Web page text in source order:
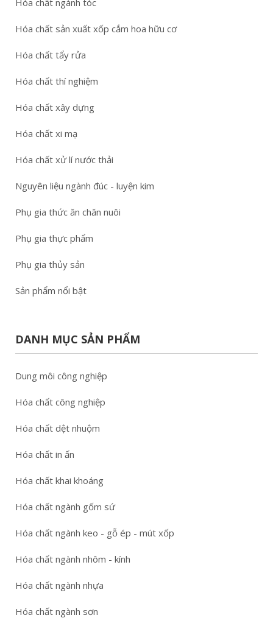
Hóa chất sản xuất xốp cắm hoa hữu cơ
Hóa chất tẩy rửa
Hóa chất thí nghiệm
Hóa chất xây dựng
Hóa chất xi mạ
Hóa chất xử lí nước thải
Nguyên liệu ngành đúc - luyện kim
Phụ gia thức ăn chăn nuôi
Phụ gia thực phẩm
Phụ gia thủy sản
Sản phẩm nổi bật
DANH MỤC SẢN PHẨM
Dung môi công nghiệp
Hóa chất công nghiệp
Hóa chất dệt nhuộm
Hóa chất in ấn
Hóa chất khai khoáng
Hóa chất ngành gốm sứ
Hóa chất ngành keo - gỗ ép - mút xốp
Hóa chất ngành nhôm - kính
Hóa chất ngành nhựa
Hóa chất ngành sơn